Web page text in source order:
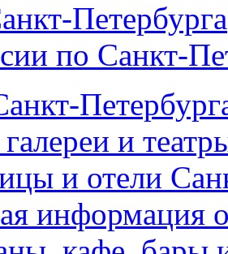
Петербурга
по Санкт-
и
и отели
информация